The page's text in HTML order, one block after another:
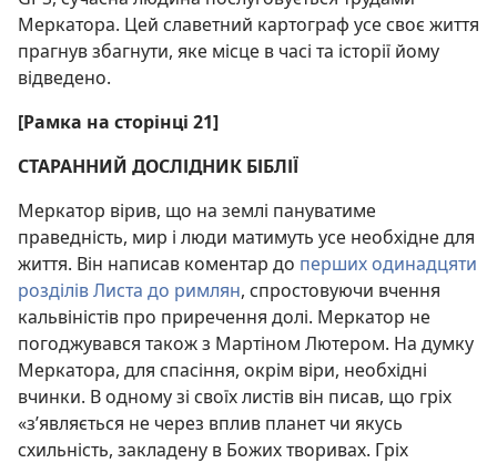
Меркатора. Цей славетний картограф усе своє життя
прагнув збагнути, яке місце в часі та історії йому
відведено.
[Рамка на сторінці 21]
СТАРАННИЙ ДОСЛІДНИК БІБЛІЇ
Меркатор вірив, що на землі пануватиме
праведність, мир і люди матимуть усе необхідне для
життя. Він написав коментар до перших одинадцяти
розділів Листа до римлян, спростовуючи вчення
кальвіністів про приречення долі. Меркатор не
погоджувався також з Мартіном Лютером. На думку
Меркатора, для спасіння, окрім віри, необхідні
вчинки. В одному зі своїх листів він писав, що гріх
«з’являється не через вплив планет чи якусь
схильність, закладену в Божих творивах. Гріх